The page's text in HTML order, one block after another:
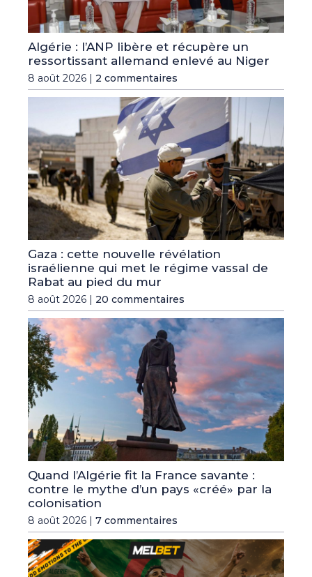
Algérie : l’ANP libère et récupère un
ressortissant allemand enlevé au Niger
8 août 2026 | 2 commentaires
Gaza : cette nouvelle révélation
israélienne qui met le régime vassal de
Rabat au pied du mur
8 août 2026 | 20 commentaires
Quand l’Algérie fit la France savante :
contre le mythe d’un pays «créé» par la
colonisation
8 août 2026 | 7 commentaires